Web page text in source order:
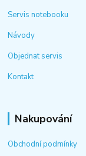
Servis notebooku
Návody
Objednat servis
Kontakt
Nakupování
Obchodní podmínky